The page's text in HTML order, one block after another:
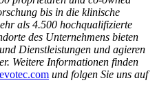
bis in die klinische
als 4.500 hochqualifizierte
des Unternehmens bieten
Dienstleistungen und agieren
Weitere Informationen finden
und folgen Sie uns auf